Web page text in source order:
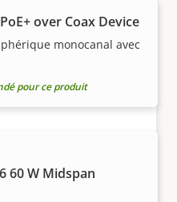
over Coax Device
monocanal avec
pour ce produit
60 W Midspan